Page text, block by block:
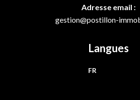
Adresse email :
gestion@postillon-
Langues
FR